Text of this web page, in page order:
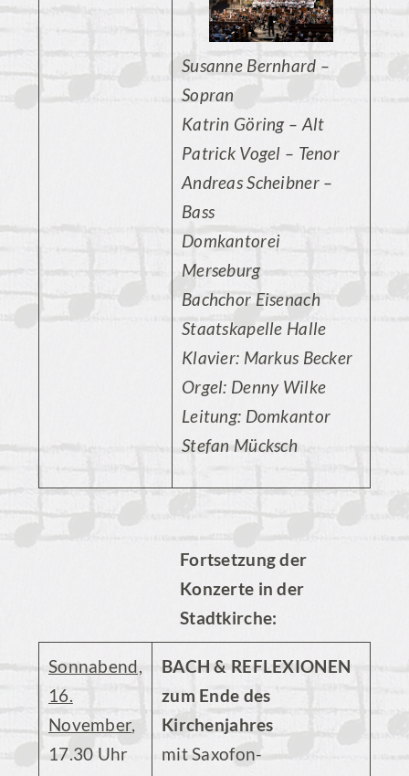
Susanne Bernhard –
Sopran
Katrin Göring – Alt
Patrick Vogel – Tenor
Andreas Scheibner –
Bass
Domkantorei
Merseburg
Bachchor Eisenach
Staatskapelle Halle
Klavier: Markus Becker
Orgel: Denny Wilke
Leitung: Domkantor
Stefan Mücksch
Fortsetzung der
Konzerte in der
Stadtkirche:
Sonnabend,
16.
November,
17.30 Uhr
BACH & REFLEXIONEN
zum Ende des
Kirchenjahres
mit Saxofon-